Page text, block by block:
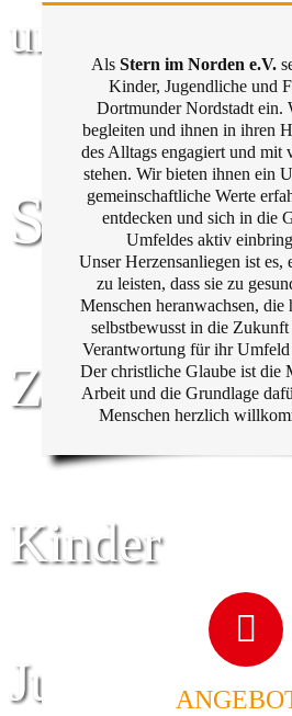
und Familie
Stern im
Zentrum für
Kinder
Jugend
Als Stern im Norden e.V.
Kinder, Jugendliche und
Dortmunder Nordstadt ein.
begleiten und ihnen in ihren
des Alltags engagiert und mit
stehen. Wir bieten ihnen ein
gemeinschaftliche Werte
entdecken und sich in die
Umfeldes aktiv
Unser Herzensanliegen ist es,
zu leisten, dass sie zu
Menschen heranwachsen,
selbstbewusst in die
Verantwortung für ihr Umfeld
Der christliche Glaube ist die
Arbeit und die Grundlage
Menschen herzlich